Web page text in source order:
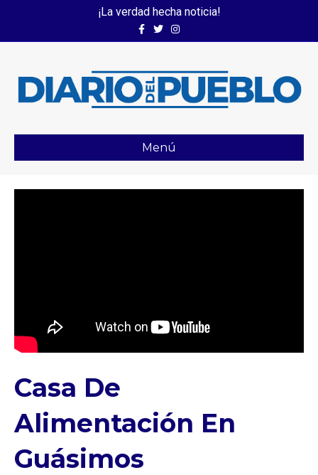
¡La verdad hecha noticia!
FacebookTwitterInstagram
Menú
Casa De
Alimentación En
Guásimos